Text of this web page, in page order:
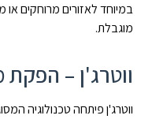
במיוחד לאזורים מרוחקים
מוגבלת.
ווטרג'ן – הפקת
ווטרג'ן פיתחה טכנולוגיה